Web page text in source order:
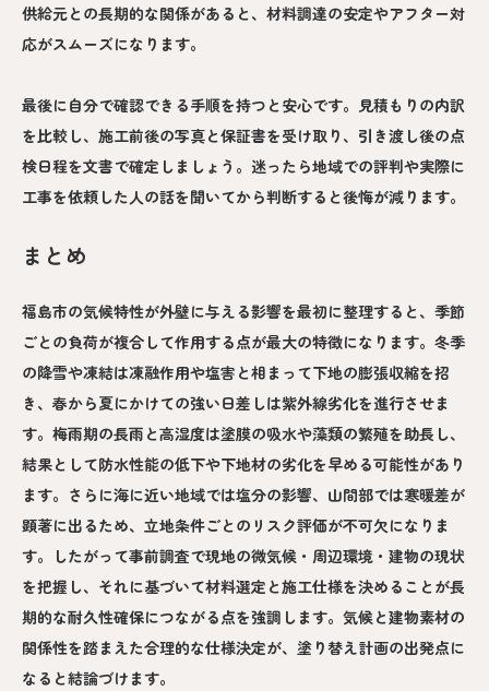
供給元との長期的な関係があると、材料調達の安定やアフター対
応がスムーズになります。
最後に自分で確認できる手順を持つと安心です。見積もりの内訳
を比較し、施工前後の写真と保証書を受け取り、引き渡し後の点
検日程を文書で確定しましょう。迷ったら地域での評判や実際に
工事を依頼した人の話を聞いてから判断すると後悔が減ります。
まとめ
福島市の気候特性が外壁に与える影響を最初に整理すると、季節
ごとの負荷が複合して作用する点が最大の特徴になります。冬季
の降雪や凍結は凍融作用や塩害と相まって下地の膨張収縮を招
き、春から夏にかけての強い日差しは紫外線劣化を進行させま
す。梅雨期の長雨と高湿度は塗膜の吸水や藻類の繁殖を助長し、
結果として防水性能の低下や下地材の劣化を早める可能性があり
ます。さらに海に近い地域では塩分の影響、山間部では寒暖差が
顕著に出るため、立地条件ごとのリスク評価が不可欠になりま
す。したがって事前調査で現地の微気候・周辺環境・建物の現状
を把握し、それに基づいて材料選定と施工仕様を決めることが長
期的な耐久性確保につながる点を強調します。気候と建物素材の
関係性を踏まえた合理的な仕様決定が、塗り替え計画の出発点に
なると結論づけます。